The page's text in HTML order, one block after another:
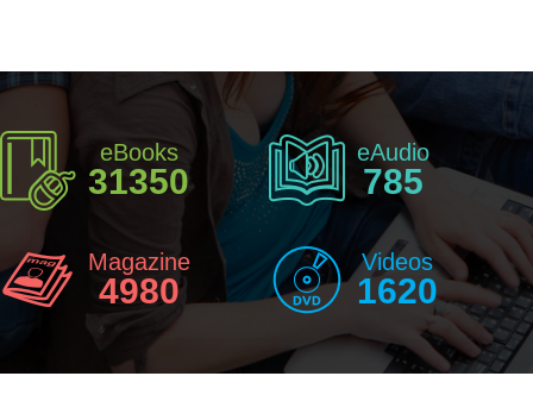
eBooks
31350
eAudio
785
Magazine
4980
Videos
1620